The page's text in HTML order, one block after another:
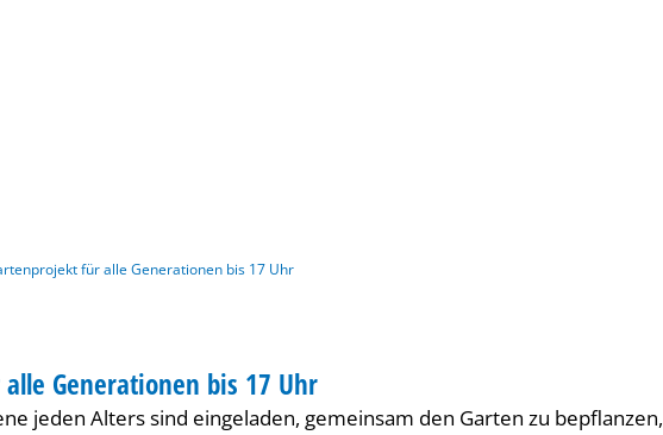
für alle Generationen bis 17 Uhr
Generationen bis 17 Uhr
jeden Alters sind eingeladen, gemeinsam den Garten zu bepflanzen,